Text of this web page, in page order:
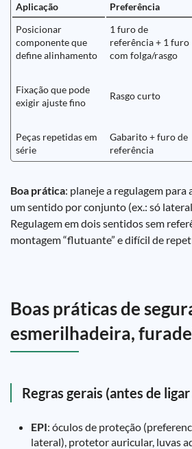
Aplicação Preferência
Posicionar
componente que
define alinhamento
1 furo de
referência + 1 furo
com folga/rasgo
Fixação que pode
exigir ajuste fino
Rasgo curto
Peças repetidas em
série
Gabarito + furo de
referência
Boa prática: planeje a regulagem para
um sentido por conjunto (ex.: só
Regulagem em dois sentidos sem
montagem “flutuante” e difícil de
Boas práticas de
esmerilhadeira,
Regras gerais (antes de
EPI: óculos de proteção
lateral), protetor auricular, luvas